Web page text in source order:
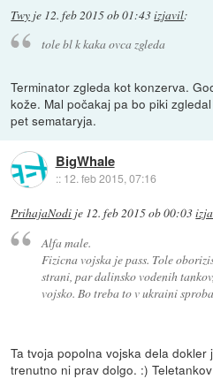
Twy je 12. feb 2015 ob 01:43izjavil:
tole bl k kaka ovca zgleda
Terminator zgleda kot konzerva.
kože. Mal počakaj pa bo piki
pet semataryja.
BigWhale
:: 12. feb 2015, 07:16
PrihajaNodi je 12. feb 2015 ob 00:03
Alfa male.
Fizicna vojska je pass. Tole
strani, par dalinsko vodenih
vojsko. Bo treba to v ukraini
Ta tvoja popolna vojska dela
trenutno ni prav dolgo. :)